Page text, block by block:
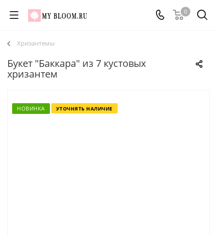
0
Хризантемы
Букет "Баккара" из 7 кустовых
хризантем
НОВИНКА УТОЧНЯТЬ НАЛИЧИЕ